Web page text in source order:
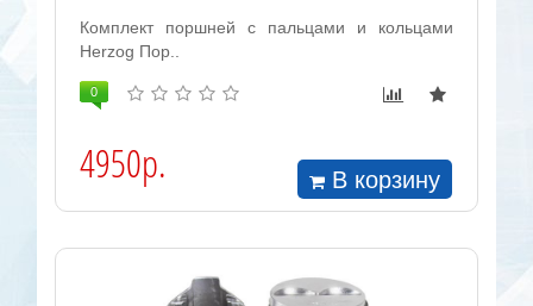
Комплект поршней с пальцами и кольцами
Herzog Пор..
0
4950р. В корзину